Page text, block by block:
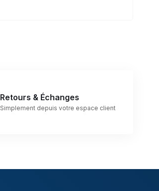
Retours & Échanges
Simplement depuis votre espace client